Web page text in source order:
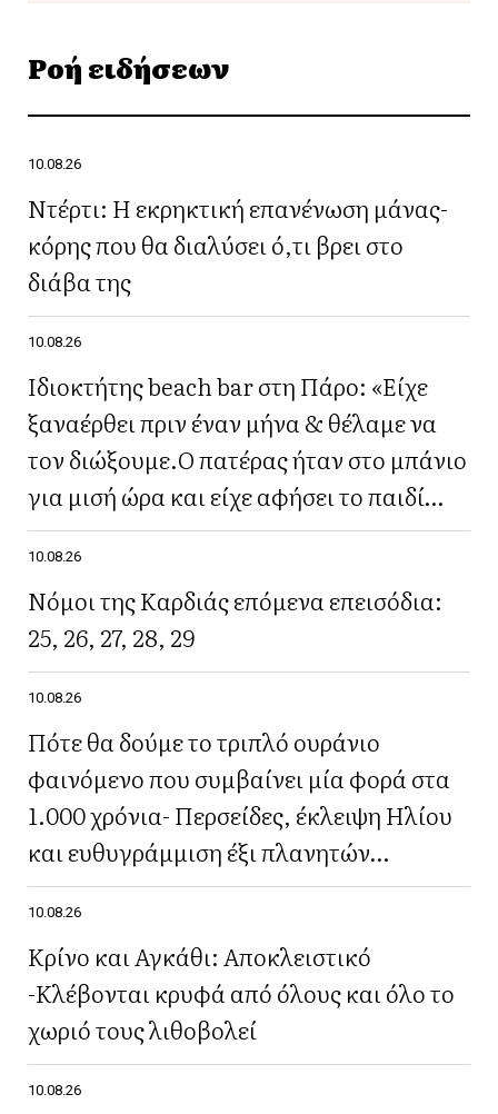
Ροή ειδήσεων
10.08.26
Ντέρτι: Η εκρηκτική επανένωση μάνας-
κόρης που θα διαλύσει ό,τι βρει στο
διάβα της
10.08.26
Ιδιοκτήτης beach bar στη Πάρο: «Είχε
ξαναέρθει πριν έναν μήνα & θέλαμε να
τον διώξουμε.Ο πατέρας ήταν στο μπάνιο
για μισή ώρα και είχε αφήσει το παιδί
μόνο του»
10.08.26
Νόμοι της Καρδιάς επόμενα επεισόδια:
25, 26, 27, 28, 29
10.08.26
Πότε θα δούμε το τριπλό ουράνιο
φαινόμενο που συμβαίνει μία φορά στα
1.000 χρόνια- Περσείδες, έκλειψη Ηλίου
και ευθυγράμμιση έξι πλανητών
ταυτόχρονα
10.08.26
Κρίνο και Αγκάθι: Aποκλειστικό
-Κλέβονται κρυφά από όλους και όλο το
χωριό τους λιθοβολεί
10.08.26